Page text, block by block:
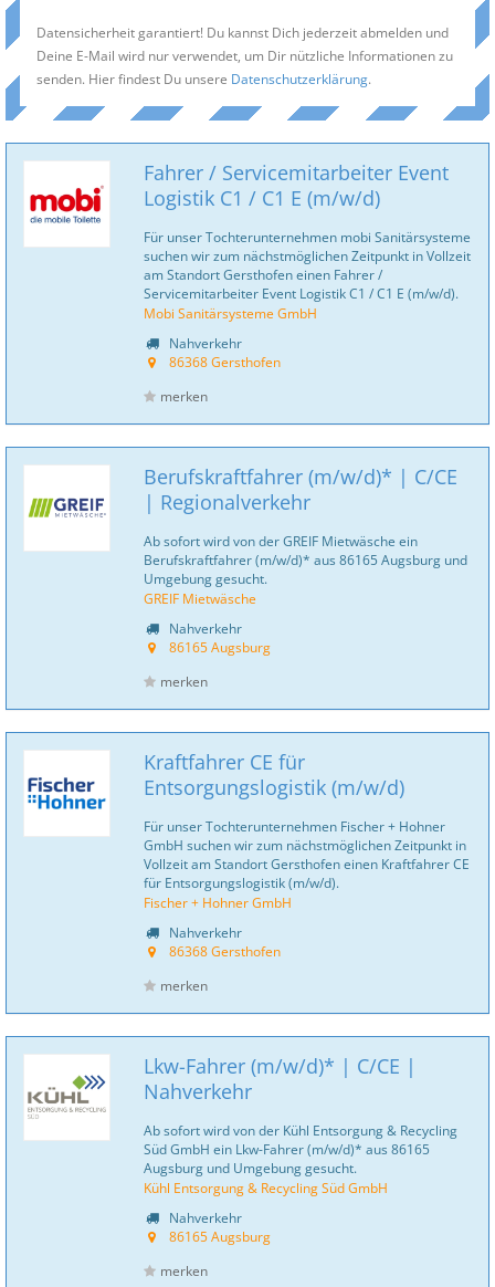
Datensicherheit garantiert! Du kannst Dich jederzeit abmelden und
Deine E-Mail wird nur verwendet, um Dir nützliche Informationen zu
senden. Hier findest Du unsere Datenschutzerklärung.
Fahrer / Servicemitarbeiter Event
Logistik C1 / C1 E (m/w/d)
Für unser Tochterunternehmen mobi Sanitär­systeme
suchen wir zum nächstmöglichen Zeitpunkt in Vollzeit
am Standort Gersthofen einen Fahrer /
Servicemitarbeiter Event Logistik C1 / C1 E (m/w/d).
Mobi Sanitärsysteme GmbH
Nahverkehr
86368 Gersthofen
merken
Berufskraftfahrer (m/w/d)* | C/CE
| Regionalverkehr
Ab sofort wird von der GREIF Mietwäsche ein
Berufskraftfahrer (m/w/d)* aus 86165 Augsburg und
Umgebung gesucht.
GREIF Mietwäsche
Nahverkehr
86165 Augsburg
merken
Kraftfahrer CE für
Entsorgungslogistik (m/w/d)
Für unser Tochterunternehmen Fischer + Hohner
GmbH suchen wir zum nächstmöglichen Zeitpunkt in
Vollzeit am Standort Gersthofen einen Kraftfahrer CE
für Entsorgungslogistik (m/w/d).
Fischer + Hohner GmbH
Nahverkehr
86368 Gersthofen
merken
Lkw-Fahrer (m/w/d)* | C/CE |
Nahverkehr
Ab sofort wird von der Kühl Entsorgung & Recycling
Süd GmbH ein Lkw-Fahrer (m/w/d)* aus 86165
Augsburg und Umgebung gesucht.
Kühl Entsorgung & Recycling Süd GmbH
Nahverkehr
86165 Augsburg
merken